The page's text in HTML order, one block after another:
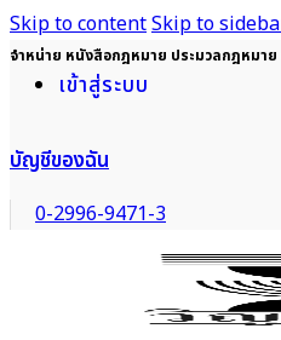
Skip to contentSkip to
จำหน่าย หนังสือกฎหมาย ประมวลกฎหมา
เข้าสู่ระบบ
บัญชีของฉัน
0-2996-9471-3